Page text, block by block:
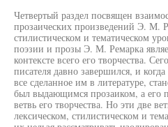
Четвертый раздел посвящен
прозаических произведений Э. М.
стилистическом и тематическом
поэзии и прозы Э. М. Ремарка
контексте всего его творчества.
писателя давно завершился, и
все сделанное им в литературе,
был выдающимся прозаиком, а его
ветвь его творчества. Но эти две
лексическом, стилистическом и